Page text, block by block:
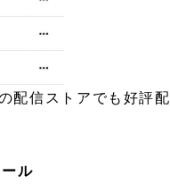
配信ストアでも好評配
ル